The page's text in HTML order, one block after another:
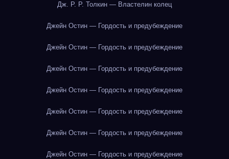
Дж. Р. Р. Толкин — Властелин колец
Джейн Остин — Гордость и предубеждение
Джейн Остин — Гордость и предубеждение
Джейн Остин — Гордость и предубеждение
Джейн Остин — Гордость и предубеждение
Джейн Остин — Гордость и предубеждение
Джейн Остин — Гордость и предубеждение
Джейн Остин — Гордость и предубеждение